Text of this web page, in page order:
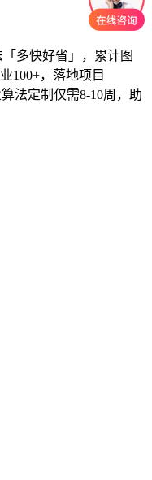
多快好省」，累计图
100+，落地项目
法定制仅需8-10周，助